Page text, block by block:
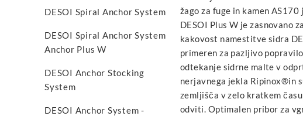
DESOI Spiral Anchor System
DESOI Spiral Anchor System
Anchor Plus W
DESOI Anchor Stocking
System
DESOI Anchor System -
žago za fuge in kamen
DESOI Plus W je zasnovano
kakovost namestitve sidra
primeren za pazljivo
odtekanje sidrne malte v
nerjavnega jekla Ripinox®in
zemljišča v zelo kratkem
odviti. Optimalen pribor za